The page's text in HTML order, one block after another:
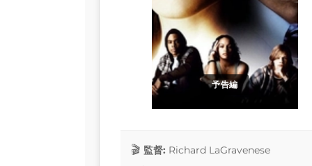
予告編
監督: Richard LaGravenese